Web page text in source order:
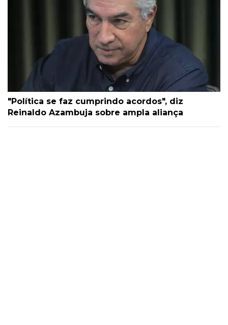
"Política se faz cumprindo acordos", diz
Reinaldo Azambuja sobre ampla aliança